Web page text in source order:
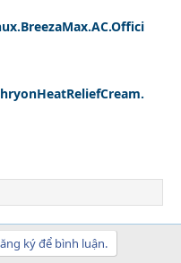
ký để bình luận.